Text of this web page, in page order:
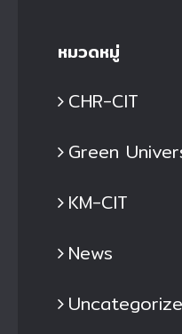
หมวดหมู่
CHR-CIT
Green
KM-CIT
News